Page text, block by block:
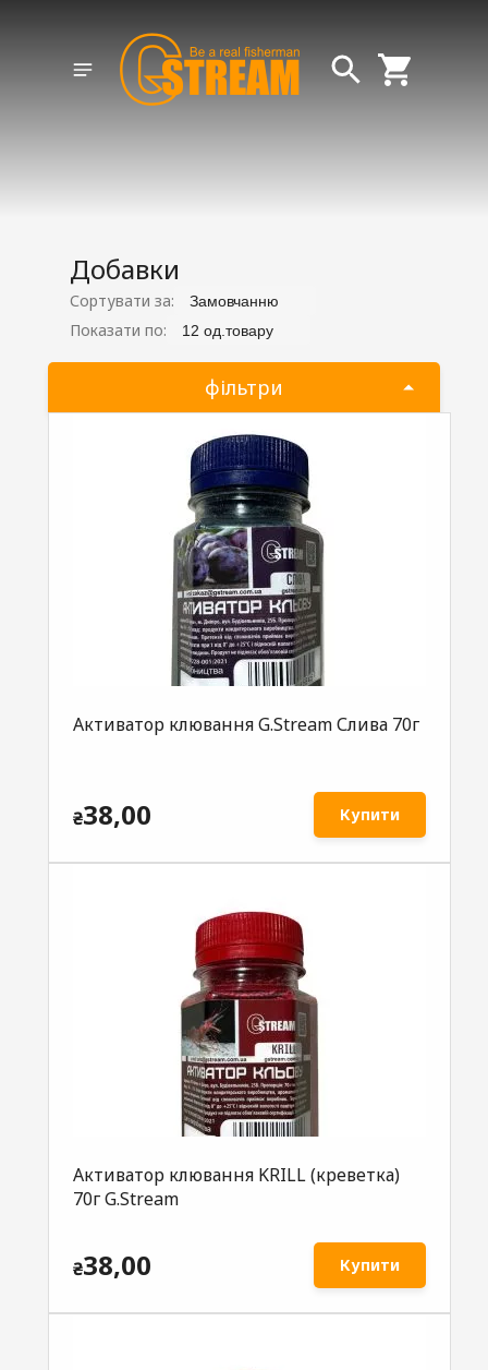
Добавки
Сортувати за: Замовчанню
Показати по: 12 од.товару
фільтри
Активатор клювання G.Stream Слива 70г
₴38,00 Купити
Активатор клювання KRILL (креветка)
70г G.Stream
₴38,00 Купити